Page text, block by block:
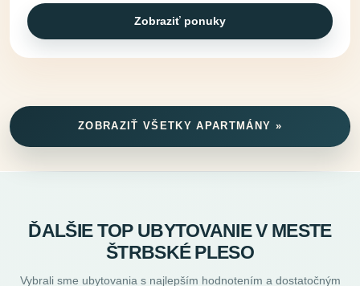
Zobraziť ponuky
ZOBRAZIŤ VŠETKY APARTMÁNY »
ĎALŠIE TOP UBYTOVANIE V MESTE
ŠTRBSKÉ PLESO
Vybrali sme ubytovania s najlepším hodnotením a dostatočným